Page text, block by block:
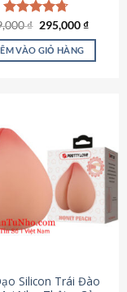
Được xếp
hạng4.75
5 sao
₫ Giá
là:
499,000 ₫.
295,000₫Giá
tại
VÀO GIỎ HÀNG
Silicon Trái Đào